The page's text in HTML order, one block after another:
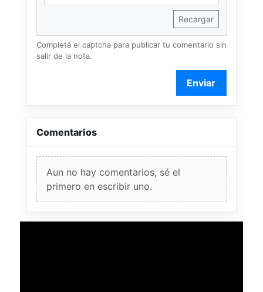
Recargar
Completá el captcha para publicar tu comentario sin
salir de la nota.
Enviar
Comentarios
Aun no hay comentarios, sé el
primero en escribir uno.